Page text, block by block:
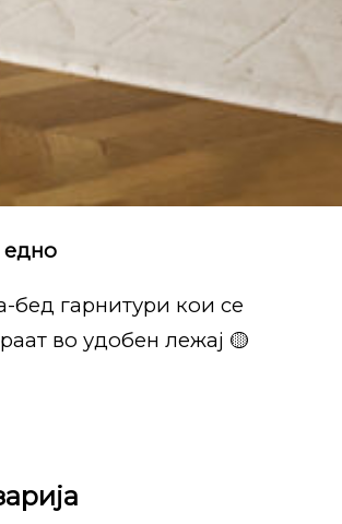
бед гарнитури кои се
во удобен лежај 🟡